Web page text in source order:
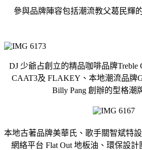
參與品牌陣容包括潮流教父葛民輝
DJ 少爺占創立的精品咖啡品牌Treble
CAAT3及 FLAKEY、本地潮流品牌
Billy Pang 創辦的型格潮
本地古著品牌美華氏、歌手關智斌特
網絡平台 Flat Out 地板油、環保設計